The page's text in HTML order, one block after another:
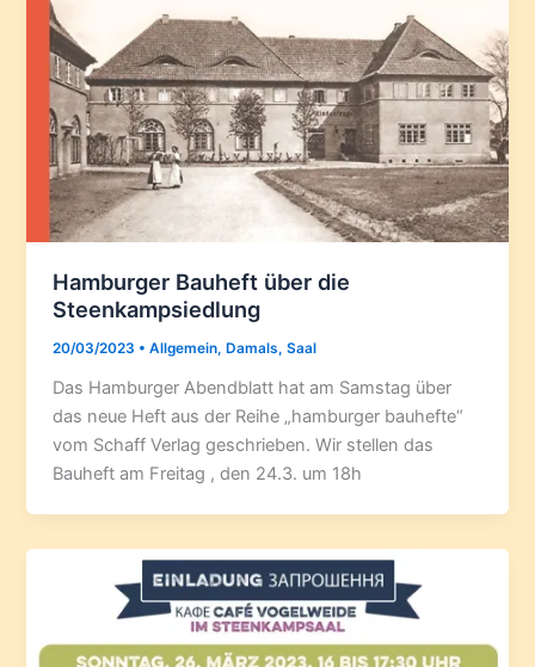
Hamburger Bauheft über die
Steenkampsiedlung
20/03/2023 •Allgemein, Damals,Saal
Das Hamburger Abendblatt hat am Samstag über
das neue Heft aus der Reihe „hamburger bauhefte“
vom Schaff Verlag geschrieben. Wir stellen das
Bauheft am Freitag , den 24.3. um 18h